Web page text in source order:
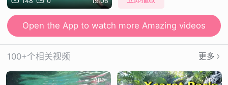
Open the App to watch more Amazing videos
100+个相关视频 更多
App App